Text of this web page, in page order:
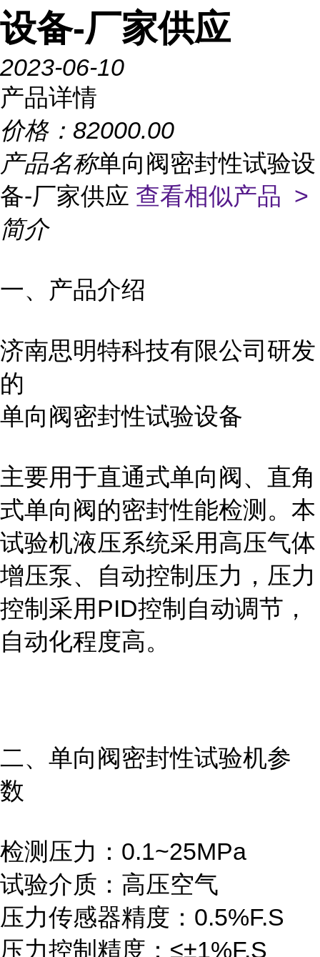
设备-厂家供应
2023-06-10
产品详情
价格： 82000.00
产品名称单向阀密封性试验设
备-厂家供应 查看相似产品 >
简介
一、产品介绍
济南思明特科技有限公司研发
的
单向阀密封性试验设备
主要用于直通式单向阀、直角
式单向阀的密封性能检测。本
试验机液压系统采用高压气体
增压泵、自动控制压力，压力
控制采用PID控制自动调节，
自动化程度高。
二、单向阀密封性试验机参
数
检测压力：0.1~25MPa
试验介质：高压空气
压力传感器精度：0.5%F.S
压力控制精度：≤±1%F.S